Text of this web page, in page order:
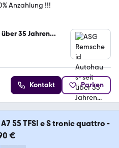
Anzahlung !!!
35 Jahren...
Kontakt Parken
55 TFSI e S tronic quattro -
€